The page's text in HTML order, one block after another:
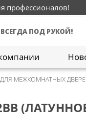
профессионалов!
ПОД РУКОЙ!
МЕЖКОМНАТНЫХ